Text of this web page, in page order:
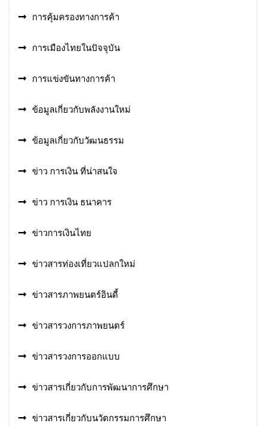
การคุ้มครองทางการค้า
การเมืองไทยในปัจจุบัน
การแข่งขันทางการค้า
ข้อมูลเกี่ยวกับพลังงานใหม่
ข้อมูลเกี่ยวกับวัฒนธรรม
ข่าว การเงิน ที่น่าสนใจ
ข่าว การเงิน ธนาคาร
ข่าวการเงินไทย
ข่าวสารท่องเที่ยวแปลกใหม่
ข่าวสารภาพยนตร์อินดี้
ข่าวสารวงการภาพยนตร์
ข่าวสารวงการออกแบบ
ข่าวสารเกี่ยวกับการพัฒนาการศึกษา
ข่าวสารเกี่ยวกับนวัตกรรมการศึกษา